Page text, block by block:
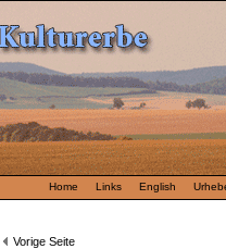
Home Links English
Vorige Seite